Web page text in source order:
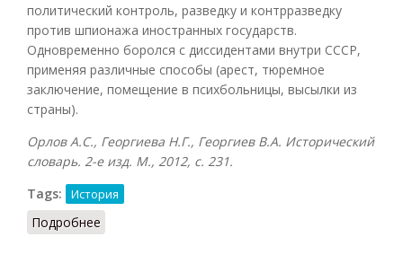
политический контроль, разведку и контрразведку
против шпионажа иностранных государств.
Одновременно боролся с диссидентами внутри СССР,
применяя различные способы (арест, тюремное
заключение, помещение в психбольницы, высылки из
страны).
Орлов А.С., Георгиева Н.Г., Георгиев В.А. Исторический
словарь. 2-е изд. М., 2012, с. 231.
Tags:
История
Подробнее